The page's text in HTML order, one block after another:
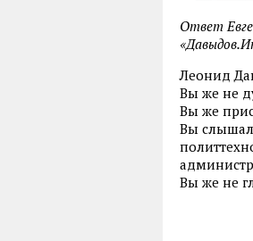
Ответ
Леонид
Вы же не
Вы же
Вы
Вы же не